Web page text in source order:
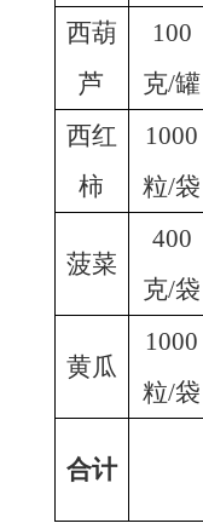
西葫
芦
100
克/罐
西红
柿
1000
粒/袋
菠菜
400
克/袋
黄瓜
1000
粒/袋
合计